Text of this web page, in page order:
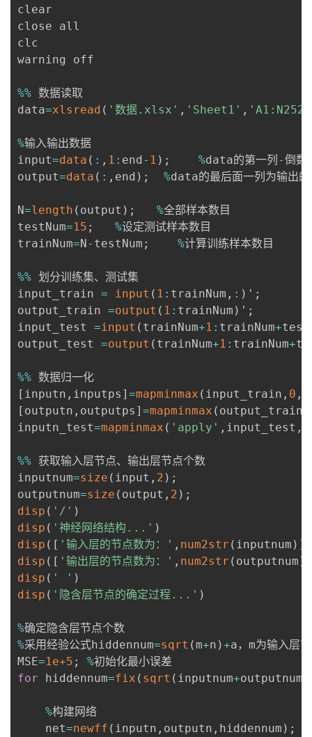
我
的
程
我
认
证
的
实
验
我
的
收
藏
的
技
支
持
我
的
声
建
议
clear
close all
clc
warning off
%% 数据读取
data=xlsread ( '数据.xlsx' , 'Sheet1' , 'A1:N252'
%输入输出数据
input=data ( : , 1 : end - 1 ) ; %data的第一列 -倒数
output=data ( : , end ) ; %data的最后面一列为输出的
N=length ( output ) ; %全部样本数目
testNum=15 ; %设定测试样本数目
trainNum=N- testNum ; %计算训练样本数目
%% 划分训练集、测试集
input_train = input ( 1 : trainNum , : ) ' ;
output_train =output ( 1 : trainNum ) ' ;
input_test =input ( trainNum+1 : trainNum+
output_test =output ( trainNum+1 : trainNum+
%%
[ inputn , inputps ] =mapminmax ( input_train , 0 ,
[ outputn , outputps ] =mapminmax ( output_train
inputn_test=mapminmax ( 'apply' , input_test ,
%% 获取输入层节点、输出层节点个数
inputnum=size ( input , 2 ) ;
outputnum=size ( output , 2 ) ;
disp ( '/' )
disp ( '神经网络结构...' )
disp ( [ '输入层的节点数为：' , num2str ( inputnum ) ]
disp ( [ '输出层的节点数为：' , num2str ( outputnum )
disp ( ' ' )
disp ( '隐含层节点的确定过程...' )
%
%采用经验公式hiddennum=sqrt ( m+n )+a，m为输入层
MSE=1e+5 ; %
for hiddennum=fix ( sqrt ( inputnum+outputnum
%构建网络
    net
=newff ( inputn , outputn , hiddennum ) ;